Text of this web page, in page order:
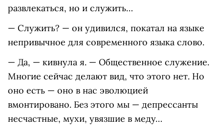
развлекаться, но и служить…
— Служить? — он удивился, покатал на языке
непривычное для современного языка слово.
— Да, — кивнула я. — Общественное служение.
Многие сейчас делают вид, что этого нет. Но
оно есть — оно в нас эволюцией
вмонтировано. Без этого мы — депрессанты
несчастные, мухи, увязшие в меду…